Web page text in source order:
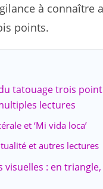
à connaître
points.
tatouage trois
lectures
et ‘Mi vida loca’
et autres lectures
visuelles : en